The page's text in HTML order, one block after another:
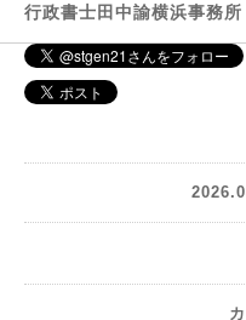
行政書士田中諭横浜事務